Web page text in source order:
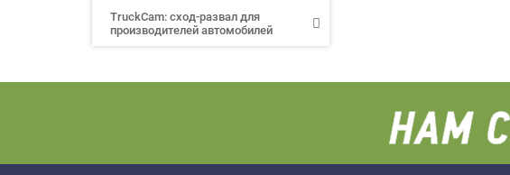
TruckCam: сход-развал для
производителей автомобилей